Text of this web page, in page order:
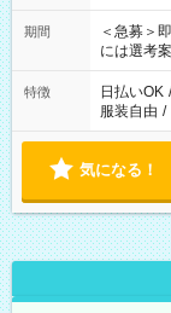
ば前職が
スタッフ
業界から
期間
＜急募＞
には選考
特徴 日払いOK /
服装自由 /
気になる！